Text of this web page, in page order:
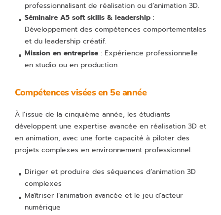
professionnalisant de réalisation ou d’animation 3D.
Séminaire A5 soft skills & leadership :
Développement des compétences comportementales
et du leadership créatif.
Mission en entreprise : Expérience professionnelle
en studio ou en production.
Compétences visées en 5e année
À l’issue de la cinquième année, les étudiants
développent une expertise avancée en réalisation 3D et
en animation, avec une forte capacité à piloter des
projets complexes en environnement professionnel.
Diriger et produire des séquences d’animation 3D
complexes
Maîtriser l’animation avancée et le jeu d’acteur
numérique